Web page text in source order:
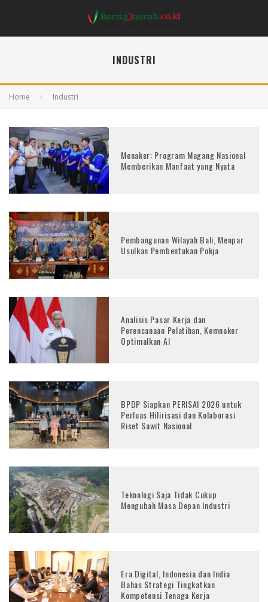
INDUSTRI
Home Industri
Menaker: Program Magang Nasional
Memberikan Manfaat yang Nyata
Pembangunan Wilayah Bali, Menpar
Usulkan Pembentukan Pokja
Analisis Pasar Kerja dan
Perencanaan Pelatihan, Kemnaker
Optimalkan AI
BPDP Siapkan PERISAI 2026 untuk
Perluas Hilirisasi dan Kolaborasi
Riset Sawit Nasional
Teknologi Saja Tidak Cukup
Mengubah Masa Depan Industri
Era Digital, Indonesia dan India
Bahas Strategi Tingkatkan
Kompetensi Tenaga Kerja